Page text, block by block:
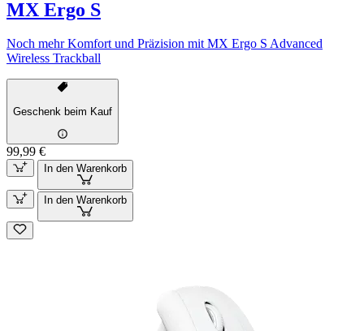
MX Ergo S
Noch mehr Komfort und Präzision mit MX Ergo S Advanced
Wireless Trackball
Geschenk beim Kauf
99,99 €
In den Warenkorb
In den Warenkorb